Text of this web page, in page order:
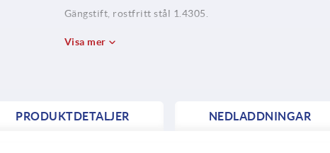
Gängstift, rostfritt stål 1.4305.
Visa mer
PRODUKTDETALJER NEDLADDNINGAR